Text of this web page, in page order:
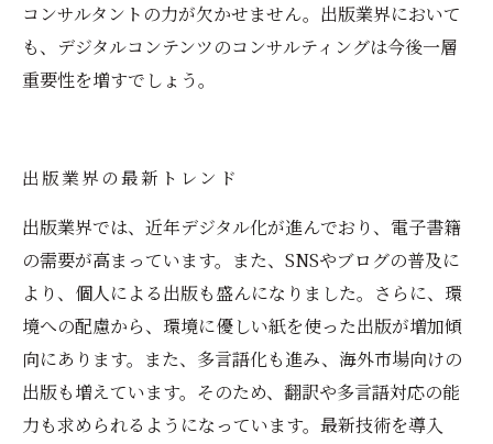
コンサルタントの力が欠かせません。出版業界において
も、デジタルコンテンツのコンサルティングは今後一層
重要性を増すでしょう。
出版業界の最新トレンド
出版業界では、近年デジタル化が進んでおり、電子書籍
の需要が高まっています。また、SNSやブログの普及に
より、個人による出版も盛んになりました。さらに、環
境への配慮から、環境に優しい紙を使った出版が増加傾
向にあります。また、多言語化も進み、海外市場向けの
出版も増えています。そのため、翻訳や多言語対応の能
力も求められるようになっています。最新技術を導入